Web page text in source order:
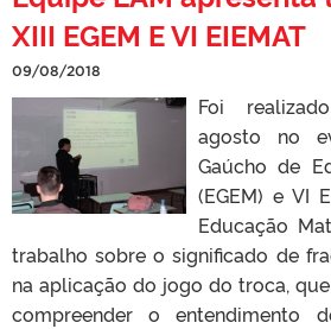
XIII EGEM E VI EIEMAT
09/08/2018
Foi
agosto no
Gaúcho de
(EGEM) e VI
Educação
trabalho sobre o significado de
na aplicação do jogo do troca,
compreender o entendimento